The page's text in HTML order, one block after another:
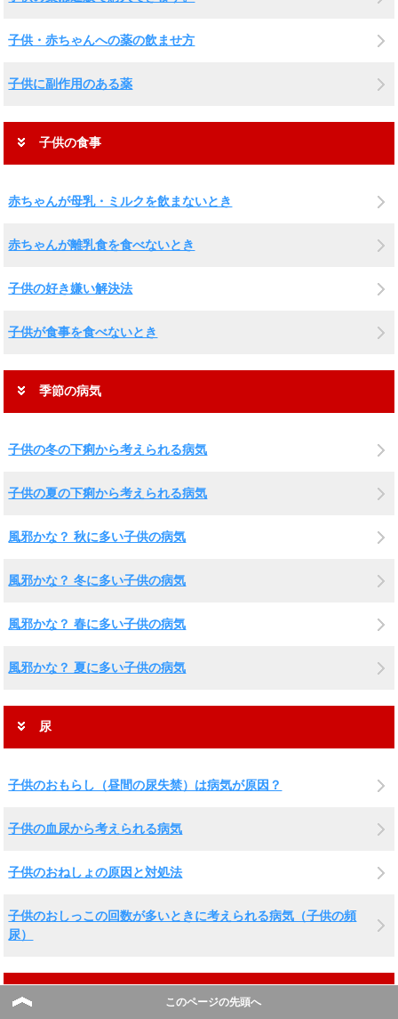
子供・赤ちゃんへの薬の飲ませ方
子供に副作用のある薬
子供の食事
赤ちゃんが母乳・ミルクを飲まないとき
赤ちゃんが離乳食を食べないとき
子供の好き嫌い解決法
子供が食事を食べないとき
季節の病気
子供の冬の下痢から考えられる病気
子供の夏の下痢から考えられる病気
風邪かな？ 秋に多い子供の病気
風邪かな？ 冬に多い子供の病気
風邪かな？ 春に多い子供の病気
風邪かな？ 夏に多い子供の病気
尿
子供のおもらし（昼間の尿失禁）は病気が原因？
子供の血尿から考えられる病気
子供のおねしょの原因と対処法
子供のおしっこの回数が多いときに考えられる病気（子供の頻
尿）
このページの先頭へ